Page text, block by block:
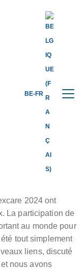
BE-FR
2024 ont
La participation de
au monde pour
été tout simplement
liens, discuté
nous avons